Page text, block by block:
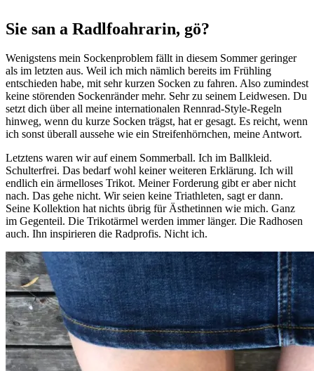
Sie san a Radlfoahrarin, gö?
Wenigstens mein Sockenproblem fällt in diesem Sommer geringer
als im letzten aus. Weil ich mich nämlich bereits im Frühling
entschieden habe, mit sehr kurzen Socken zu fahren. Also zumindest
keine störenden Sockenränder mehr. Sehr zu seinem Leidwesen. Du
setzt dich über all meine internationalen Rennrad-Style-Regeln
hinweg, wenn du kurze Socken trägst, hat er gesagt. Es reicht, wenn
ich sonst überall aussehe wie ein Streifenhörnchen, meine Antwort.
Letztens waren wir auf einem Sommerball. Ich im Ballkleid.
Schulterfrei. Das bedarf wohl keiner weiteren Erklärung. Ich will
endlich ein ärmelloses Trikot. Meiner Forderung gibt er aber nicht
nach. Das gehe nicht. Wir seien keine Triathleten, sagt er dann.
Seine Kollektion hat nichts übrig für Ästhetinnen wie mich. Ganz
im Gegenteil. Die Trikotärmel werden immer länger. Die Radhosen
auch. Ihn inspirieren die Radprofis. Nicht ich.